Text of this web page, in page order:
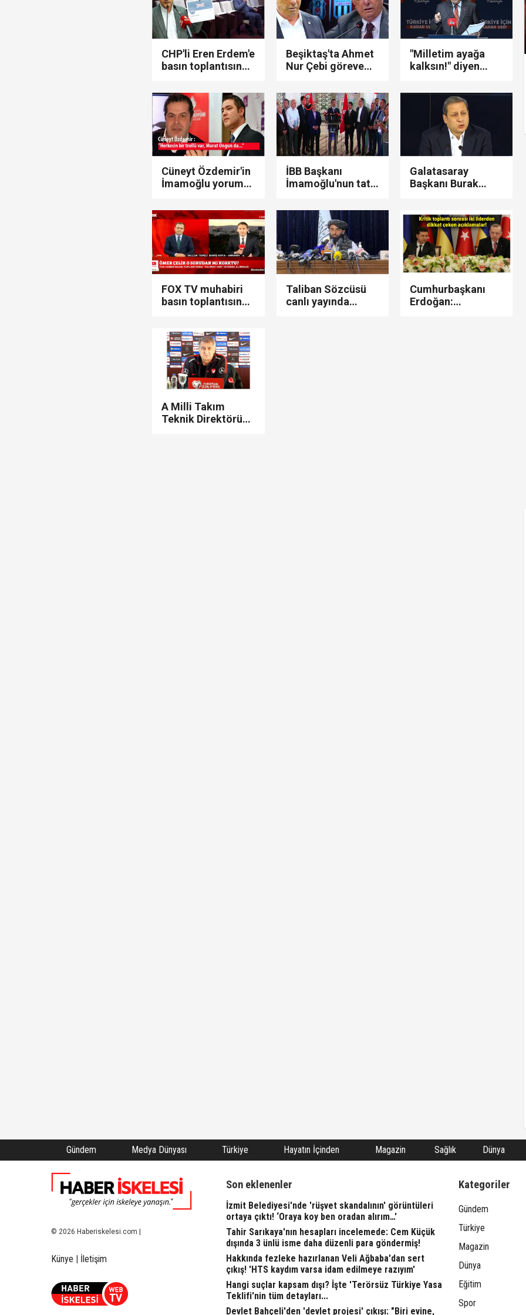
haberim yok..!'
medyada gündem
oldu!
CHP'li Eren Erdem'e
basın toplantısında
bir gazeteci
katıldı!
Beşiktaş'ta Ahmet
Nur Çebi göreve
Gündem yaratacak
açıklamalarda
bulundu...
"Milletim ayağa
kalksın!" diyen
Erdoğan'a çok sert
sözler: "Buradan
ilan ediyorum…"
Cüneyt Özdemir'in
İmamoğlu yorumu
salladı!
İBB Başkanı
İmamoğlu'nun tatil
basın toplantısında
Murat Ongun
detayı!
Galatasaray
Başkanı Burak
hazırım!"
FOX TV muhabiri
basın toplantısına
mı verdi?
Taliban Sözcüsü
canlı yayında
Cumhurbaşkanı
Erdoğan:
A Milli Takım
Teknik Direktörü
Gündem Medya Dünyası Türkiye Hayatın İçinden Magazin Sağlık Dünya
© 2026 Haberiskelesi.com |
Künye | İletişim
Son eklenenler
İzmit Belediyesi'nde 'rüşvet skandalının' görüntüleri
ortaya çıktı! ‘Oraya koy ben oradan alırım…'
Tahir Sarıkaya'nın hesapları incelemede: Cem Küçük
dışında 3 ünlü isme daha düzenli para göndermiş!
Hakkında fezleke hazırlanan Veli Ağbaba'dan sert
çıkış! 'HTS kaydım varsa idam edilmeye razıyım'
Hangi suçlar kapsam dışı? İşte 'Terörsüz Türkiye Yasa
Teklifi'nin tüm detayları...
Devlet Bahçeli'den 'devlet projesi' çıkışı: "Biri evine,
Kategoriler
Gündem
Türkiye
Magazin
Dünya
Eğitim
Spor